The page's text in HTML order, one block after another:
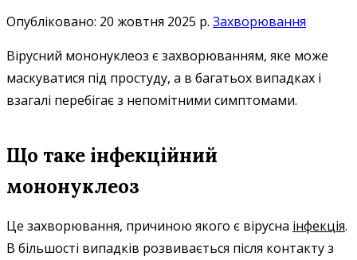
Опубліковано: 20 жовтня 2025 р. Захворювання
Вірусний мононуклеоз є захворюванням, яке може
маскуватися під простуду, а в багатьох випадках і
взагалі перебігає з непомітними симптомами.
Що таке інфекційний
мононуклеоз
Це захворювання, причиною якого є вірусна інфекція.
В більшості випадків розвивається після контакту з